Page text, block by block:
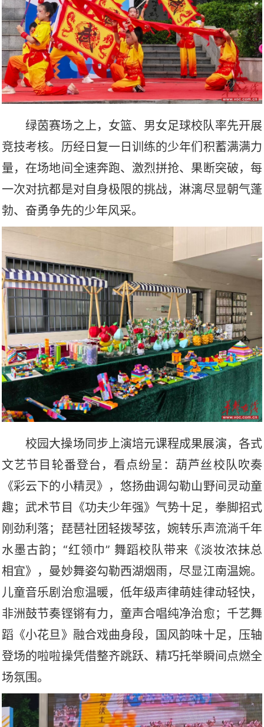
绿茵赛场之上，女篮、男女足球校队率先开展
竞技考核。历经日复一日训练的少年们积蓄满满力
量，在场地间全速奔跑、激烈拼抢、果断突破，每
一次对抗都是对自身极限的挑战，淋漓尽显朝气蓬
勃、奋勇争先的少年风采。
校园大操场同步上演培元课程成果展演，各式
文艺节目轮番登台，看点纷呈：葫芦丝校队吹奏
《彩云下的小精灵》，悠扬曲调勾勒山野间灵动童
趣；武术节目《功夫少年强》气势十足，拳脚招式
刚劲利落；琵琶社团轻拨琴弦，婉转乐声流淌千年
水墨古韵； “红领巾” 舞蹈校队带来《淡妆浓抹总
相宜》，曼妙舞姿勾勒西湖烟雨，尽显江南温婉。
儿童音乐剧治愈温暖，低年级声律萌娃律动轻快，
非洲鼓节奏铿锵有力，童声合唱纯净治愈；千艺舞
蹈《小花旦》融合戏曲身段，国风韵味十足，压轴
登场的啦啦操凭借整齐跳跃、精巧托举瞬间点燃全
场氛围。